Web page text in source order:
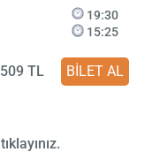
19:30
15:25
TL BİLET AL